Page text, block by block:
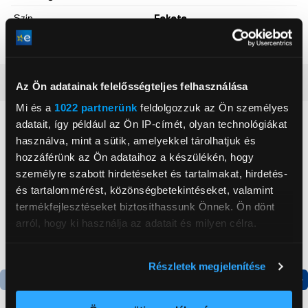
Az Ön adatainak felelősségteljes felhasználása
Mi és a 1022 partnerünk feldolgozzuk az Ön személyes
adatait, így például az Ön IP-címét, olyan technológiákat
használva, mint a sütik, amelyekkel tárolhatjuk és
hozzáférünk az Ön adataihoz a készülékén, hogy
személyre szabott hirdetéseket és tartalmakat, hirdetés-
és tartalommérést, közönségbetekintéseket, valamint
termékfejlesztéseket biztosíthassunk Önnek. Ön dönt
arról, hogy ki használja az adatait és milyen célra.
elhelyezkedéséről pár méteres pontossággal
Részletek megjelenítése
Szín
Fekete
Gyári
Részletes ismertető
Neked ajánljuk